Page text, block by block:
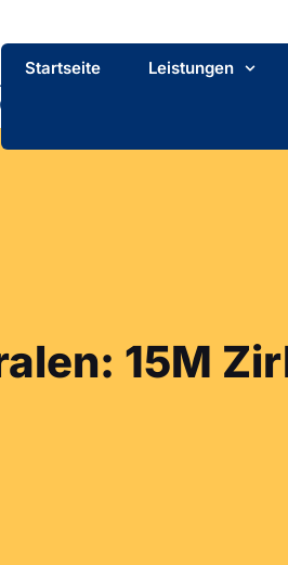
Startseite Leistungen
15M